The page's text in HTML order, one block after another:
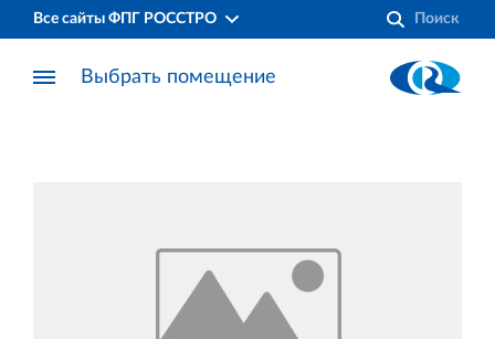
Все сайты ФПГ РОССТРО
Выбрать помещение